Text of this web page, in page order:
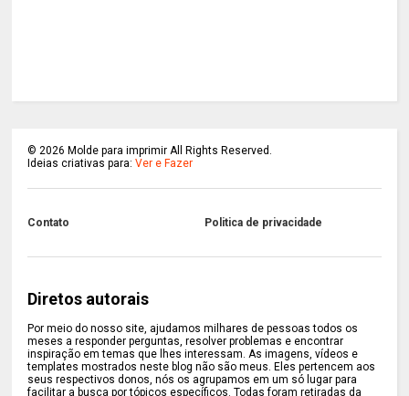
©2026 Molde para imprimir All Rights Reserved.
Ideias criativas para:Ver e Fazer
Contato Politica de privacidade
Diretos autorais
Por meio do nosso site, ajudamos milhares de pessoas todos os
meses a responder perguntas, resolver problemas e encontrar
inspiração em temas que lhes interessam. As imagens, vídeos e
templates mostrados neste blog não são meus. Eles pertencem aos
seus respectivos donos, nós os agrupamos em um só lugar para
facilitar a busca por tópicos específicos. Todas foram retiradas da